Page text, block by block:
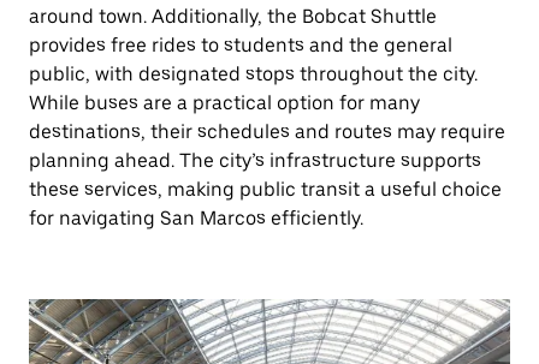
around town. Additionally, the Bobcat Shuttle
provides free rides to students and the general
public, with designated stops throughout the city.
While buses are a practical option for many
destinations, their schedules and routes may require
planning ahead. The city’s infrastructure supports
these services, making public transit a useful choice
for navigating San Marcos efficiently.